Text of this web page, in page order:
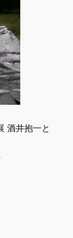
酒井抱一と